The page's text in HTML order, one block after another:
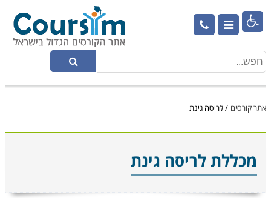

אתר קורסים /לריסה גינת
מכללת לריסה גינת